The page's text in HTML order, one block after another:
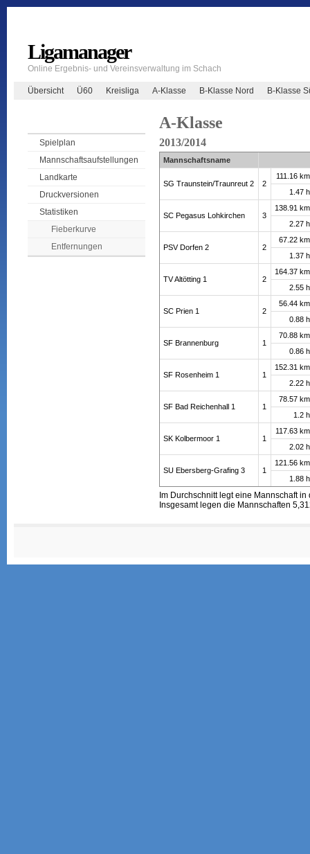
Ligamanager
Online Ergebnis- und Vereinsverwaltung im Schach
Übersicht Ü60 Kreisliga A-Klasse B-Klasse Nord B-Klasse
Spielplan
Mannschaftsaufstellungen
Landkarte
Druckversionen
Statistiken
Fieberkurve
Entfernungen
A-Klasse
2013/2014
Mannschaftsname
SG Traunstein/Traunreut 2 2
111.16 km
1.47 h
SC Pegasus Lohkirchen 3
138.91 km
2.27 h
PSV Dorfen 2 2
67.22 km
1.37 h
TV Altötting 1 2
164.37 km
2.55 h
SC Prien 1 2
56.44 km
0.88 h
SF Brannenburg 1
70.88 km
0.86 h
SF Rosenheim 1 1
152.31 km
2.22 h
SF Bad Reichenhall 1 1
78.57 km
1.2 h
SK Kolbermoor 1 1
117.63 km
2.02 h
SU Ebersberg-Grafing 3 1
121.56 km
1.88 h
Im Durchschnitt legt eine Mannschaft
Insgesamt legen die Mannschaften